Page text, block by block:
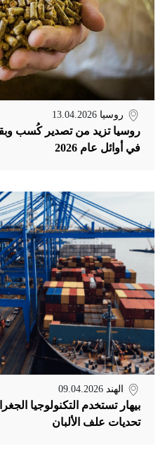
روسيا 13.04.2026
في أوائل عام 2026
الهند 09.04.2026
بيهار تستخدم التكنولوجيا
تحديات علف الألبان